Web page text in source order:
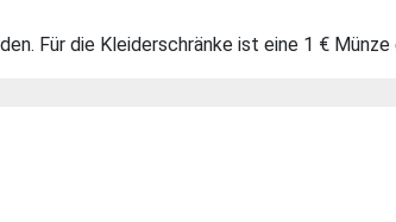
Für die Kleiderschränke ist eine 1 €